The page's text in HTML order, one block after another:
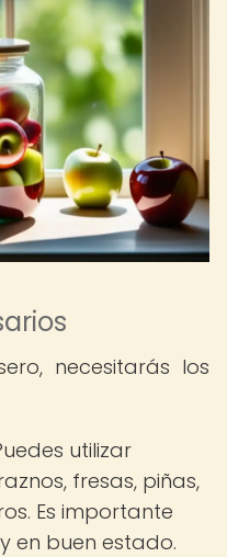
necesitarás los
utilizar
fresas, piñas,
Es importante
en buen estado.